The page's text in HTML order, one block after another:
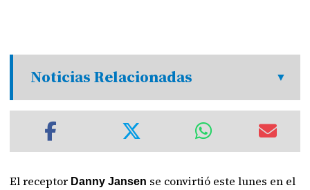
Noticias Relacionadas
El receptor Danny Jansen se convirtió este lunes en el